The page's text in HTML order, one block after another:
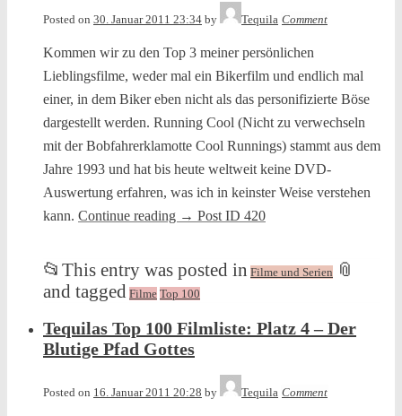
Posted on 30. Januar 2011 23:34 by Tequila Comment
Kommen wir zu den Top 3 meiner persönlichen
Lieblingsfilme, weder mal ein Bikerfilm und endlich mal
einer, in dem Biker eben nicht als das personifizierte Böse
dargestellt werden. Running Cool (Nicht zu verwechseln
mit der Bobfahrerklamotte Cool Runnings) stammt aus dem
Jahre 1993 und hat bis heute weltweit keine DVD-
Auswertung erfahren, was ich in keinster Weise verstehen
kann. Continue reading → Post ID 420
📂 This entry was posted in Filme und Serien 📎
and tagged Filme Top 100
Tequilas Top 100 Filmliste: Platz 4 – Der
Blutige Pfad Gottes
Posted on 16. Januar 2011 20:28 by Tequila Comment